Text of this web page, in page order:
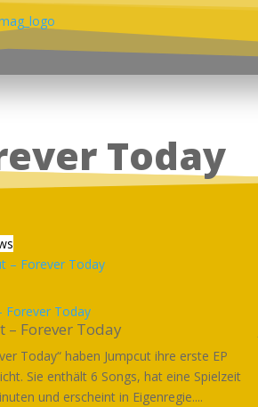
Today
Forever Today
– Forever Today
Today“ haben Jumpcut ihre erste EP
Sie enthält 6 Songs, hat eine Spielzeit
und erscheint in Eigenregie....